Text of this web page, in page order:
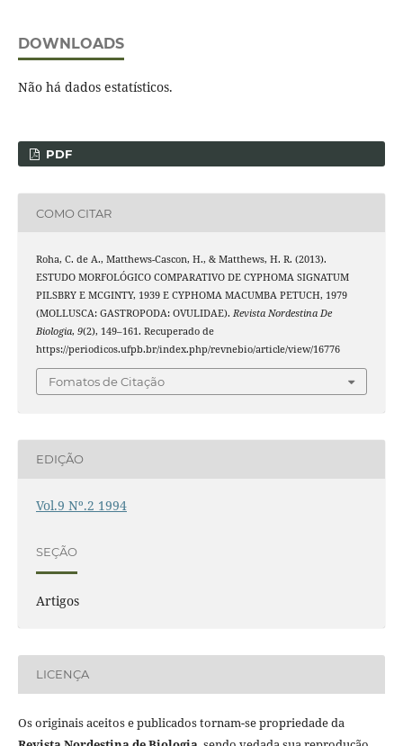
DOWNLOADS
Não há dados estatísticos.
PDF
COMO CITAR
Roha, C. de A., Matthews-Cascon, H., & Matthews, H. R. (2013).
ESTUDO MORFOLÓGICO COMPARATIVO DE CYPHOMA SIGNATUM
PILSBRY E MCGINTY, 1939 E CYPHOMA MACUMBA PETUCH, 1979
(MOLLUSCA: GASTROPODA: OVULIDAE). Revista Nordestina De
Biologia, 9(2), 149–161. Recuperado de
https://periodicos.ufpb.br/index.php/revnebio/article/view/16776
Fomatos de Citação
EDIÇÃO
Vol.9 Nº.2 1994
SEÇÃO
Artigos
LICENÇA
Os originais aceitos e publicados tornam-se propriedade da